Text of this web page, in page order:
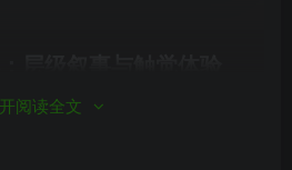
组织并非简单的平面铺展，而是一
阅读全文